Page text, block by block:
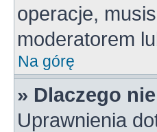
operacje,
moderatorem
Na górę
» Dlaczego
Uprawnienia